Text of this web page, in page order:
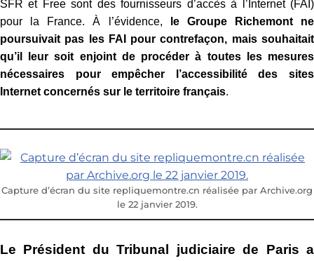
SFR et Free sont des fournisseurs d’accès à l’Internet (FAI)
pour la France. À l’évidence,
le Groupe Richemont ne
poursuivait pas les FAI pour contrefaçon, mais souhaitait
qu’il leur soit enjoint de procéder à toutes les mesures
nécessaires pour empêcher l’accessibilité des sites
Internet concernés sur le territoire français.
Capture d’écran du site repliquemontre.cn réalisée par Archive.org
le 22 janvier 2019.
Le Président du Tribunal judiciaire de Paris a